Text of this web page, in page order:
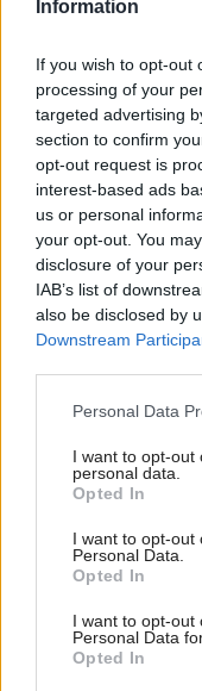
Information
If you wish to opt-out
processing of your
targeted advertising
section to confirm
opt-out request is
interest-based ads
us or personal
your opt-out. You
disclosure of your
IAB’s list of
also be disclosed by
Downstream
Please note that this
not limited to your
grant or deny
use your data for
consent section.
Personal Data
I want to opt-out
personal data.
Opted In
I want to opt-out
Personal Data.
Opted In
I want to opt-out
Personal Data
Opted In
Svetlo, ktoré
v osvetlení
Najväčší Outlet